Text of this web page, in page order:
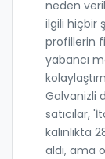
neden
ilgili hiçbir
profillerin
yabancı
Galvanizli
satıcılar,
kalınlıkta
aldı, ama